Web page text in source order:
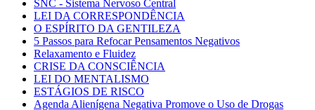
SNC - Sistema Nervoso Central
LEI DA CORRESPONDÊNCIA
O ESPÍRITO DA GENTILEZA
5 Passos para Refocar Pensamentos Negativos
Relaxamento e Fluidez
CRISE DA CONSCIÊNCIA
LEI DO MENTALISMO
ESTÁGIOS DE RISCO
Agenda Alienígena Negativa Promove o Uso de Drogas